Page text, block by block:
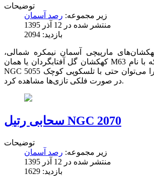
توضیحات
زیر مجموعه: رصد آسمان
منتشر شده در 12 آذر 1395
بازدید: 2094
مارپیچی آسمان نیمکره‌ شمالی،
کهکشان گل‌ آفتابگردان یا همان M63 است. این کهکشان که با نام
NGC 5055 هم شناخته می‌شود را می‌توان حتی با تلسکوپی کوچک
در صورت فلکی تازی‌ها مشاهده کرد.
سحابی رتیل NGC 2070
توضیحات
زیر مجموعه: رصد آسمان
منتشر شده در 12 آذر 1395
بازدید: 1629